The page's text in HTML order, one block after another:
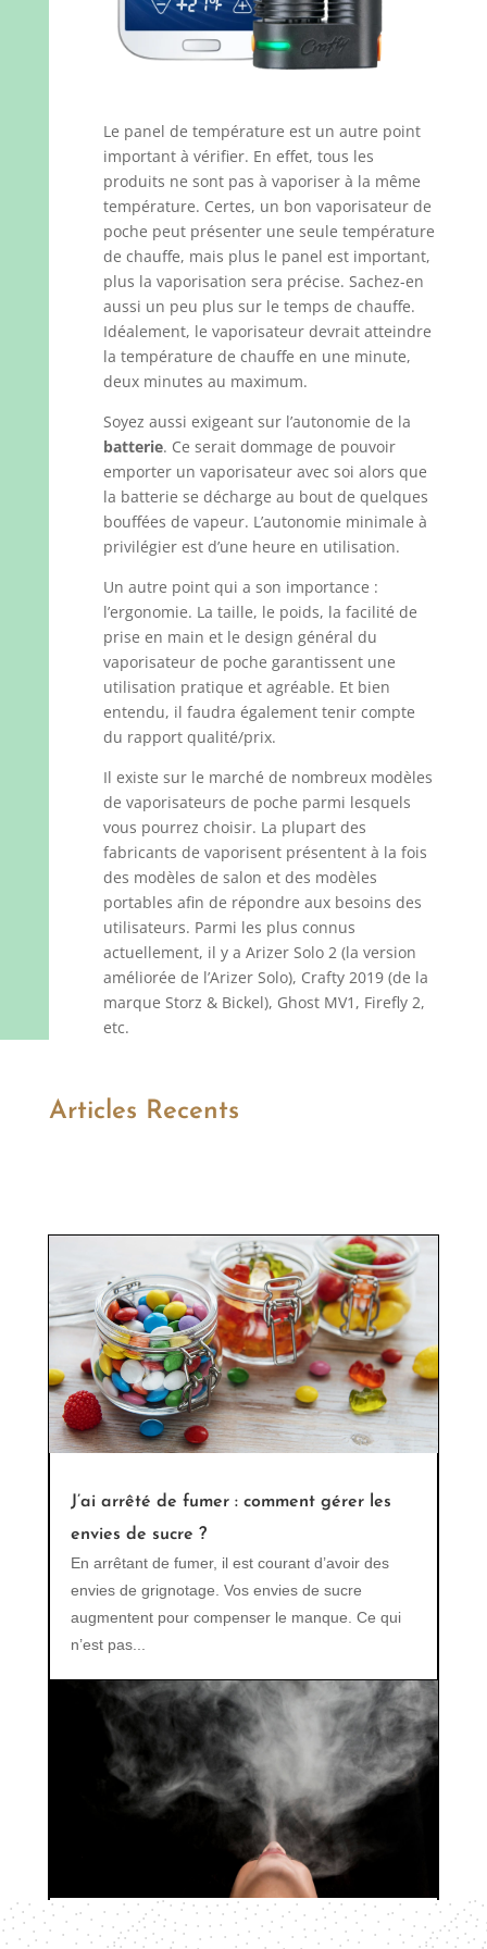
Le panel de température est un autre point
important à vérifier. En effet, tous les
produits ne sont pas à vaporiser à la même
température. Certes, un bon vaporisateur de
poche peut présenter une seule température
de chauffe, mais plus le panel est important,
plus la vaporisation sera précise. Sachez-en
aussi un peu plus sur le temps de chauffe.
Idéalement, le vaporisateur devrait atteindre
la température de chauffe en une minute,
deux minutes au maximum.
Soyez aussi exigeant sur l’autonomie de la
batterie. Ce serait dommage de pouvoir
emporter un vaporisateur avec soi alors que
la batterie se décharge au bout de quelques
bouffées de vapeur. L’autonomie minimale à
privilégier est d’une heure en utilisation.
Un autre point qui a son importance :
l’ergonomie. La taille, le poids, la facilité de
prise en main et le design général du
vaporisateur de poche garantissent une
utilisation pratique et agréable. Et bien
entendu, il faudra également tenir compte
du rapport qualité/prix.
Il existe sur le marché de nombreux modèles
de vaporisateurs de poche parmi lesquels
vous pourrez choisir. La plupart des
fabricants de vaporisent présentent à la fois
des modèles de salon et des modèles
portables afin de répondre aux besoins des
utilisateurs. Parmi les plus connus
actuellement, il y a Arizer Solo 2 (la version
améliorée de l’Arizer Solo), Crafty 2019 (de la
marque Storz & Bickel), Ghost MV1, Firefly 2,
etc.
Articles Recents
J’ai arrêté de fumer : comment gérer les
envies de sucre ?
En arrêtant de fumer, il est courant d’avoir des
envies de grignotage. Vos envies de sucre
augmentent pour compenser le manque. Ce qui
n’est pas...